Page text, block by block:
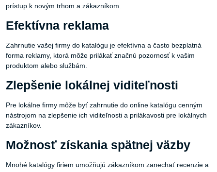
prístup k novým trhom a zákazníkom.
Efektívna reklama
Zahrnutie vašej firmy do katalógu je efektívna a často bezplatná
forma reklamy, ktorá môže prilákať značnú pozornosť k vašim
produktom alebo službám.
Zlepšenie lokálnej viditeľnosti
Pre lokálne firmy môže byť zahrnutie do online katalógu cenným
nástrojom na zlepšenie ich viditeľnosti a prilákavosti pre lokálnych
zákazníkov.
Možnosť získania spätnej väzby
Mnohé katalógy firiem umožňujú zákazníkom zanechať recenzie a